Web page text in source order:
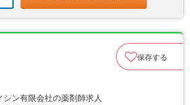
保存する
ン有限会社の薬剤師求人